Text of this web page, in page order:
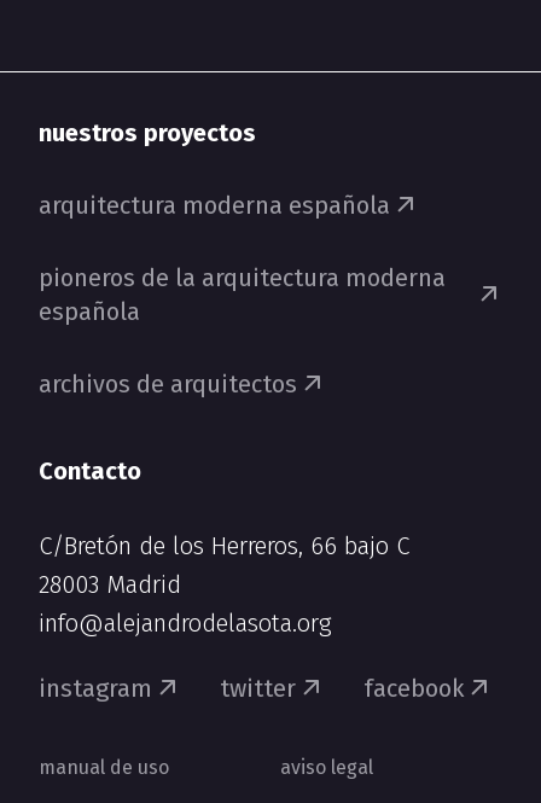
nuestros proyectos
arquitectura moderna española
pioneros de la arquitectura moderna
española
archivos de arquitectos
Contacto
C/Bretón de los Herreros, 66 bajo C
28003 Madrid
info@alejandrodelasota.org
instagram twitter facebook
manual de uso aviso legal